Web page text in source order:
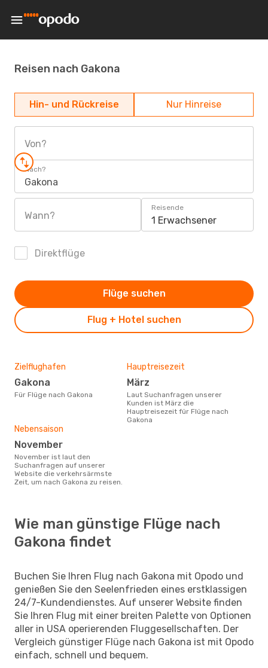
Reisen nach Gakona
Hin- und Rückreise Nur Hinreise
Von?
Nach?
Gakona
Wann?
Reisende
1 Erwachsener
Direktflüge
Flug + Hotel suchen
Flüge suchen
Zielflughafen
Gakona
Für Flüge nach Gakona
Hauptreisezeit
März
Laut Suchanfragen unserer
Kunden ist März die
Hauptreisezeit für Flüge nach
Gakona
Nebensaison
November
November ist laut den
Suchanfragen auf unserer
Website die verkehrsärmste
Zeit, um nach Gakona zu reisen.
Wie man günstige Flüge nach
Gakona findet
Buchen Sie Ihren Flug nach Gakona mit Opodo und
genießen Sie den Seelenfrieden eines erstklassigen
24/7-Kundendienstes. Auf unserer Website finden
Sie Ihren Flug mit einer breiten Palette von Optionen
aller in USA operierenden Fluggesellschaften. Der
Vergleich günstiger Flüge nach Gakona ist mit Opodo
einfach, schnell und bequem.